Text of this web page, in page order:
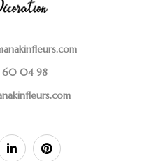
60 04 98